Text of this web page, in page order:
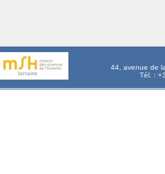
44, avenue de
Tél. :